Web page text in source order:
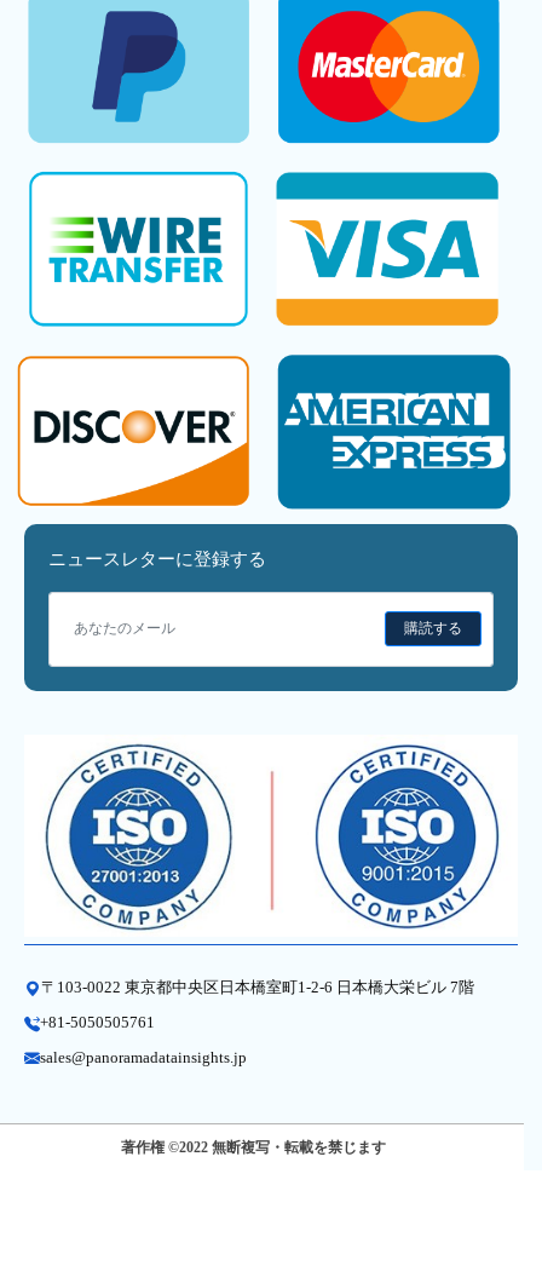
ニュースレターに登録する
購読する
〒103-0022 東京都中央区日本橋室町1-2-6 日本橋大栄ビル 7階
+81-5050505761
sales@panoramadatainsights.jp
著作権 ©2022 無断複写・転載を禁じます